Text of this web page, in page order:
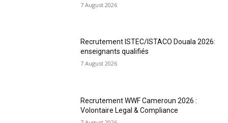
7 August 2026
Recrutement ISTEC/ISTACO Douala 2026:
enseignants qualifiés
7 August 2026
Recrutement WWF Cameroun 2026 :
Volontaire Legal & Compliance